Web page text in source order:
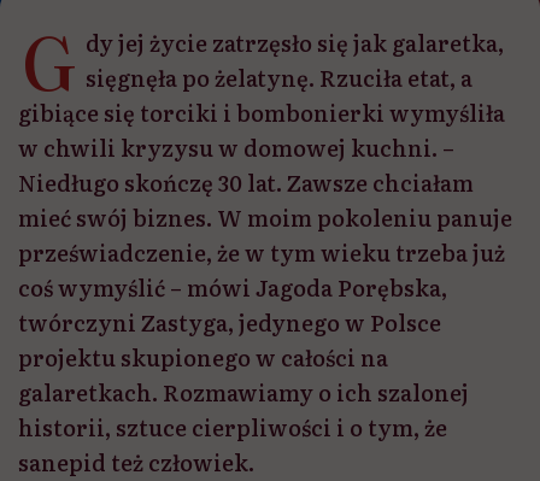
G dy jej życie zatrzęsło się jak galaretka,
sięgnęła po żelatynę. Rzuciła etat, a
gibiące się torciki i bombonierki wymyśliła
w chwili kryzysu w domowej kuchni. –
Niedługo skończę 30 lat. Zawsze chciałam
mieć swój biznes. W moim pokoleniu panuje
przeświadczenie, że w tym wieku trzeba już
coś wymyślić – mówi Jagoda Porębska,
twórczyni Zastyga, jedynego w Polsce
projektu skupionego w całości na
galaretkach. Rozmawiamy o ich szalonej
historii, sztuce cierpliwości i o tym, że
sanepid też człowiek.